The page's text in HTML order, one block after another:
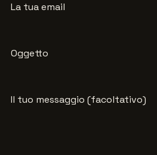
La tua email
Oggetto
Il tuo messaggio (facoltativo)